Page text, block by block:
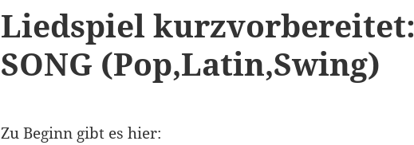
Liedspiel kurzvorbereitet:
SONG (Pop,Latin,Swing)
Zu Beginn gibt es hier: